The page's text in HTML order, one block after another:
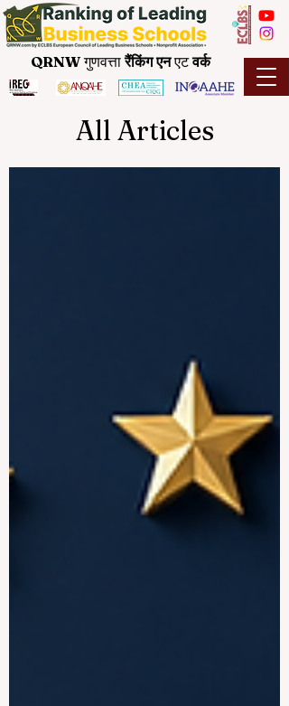
QRNWगुणवत्तारैंकिंग एनएटवर्क
All Articles